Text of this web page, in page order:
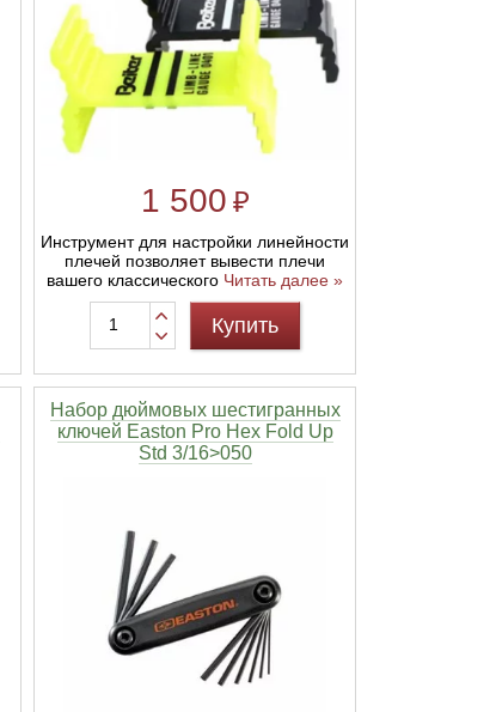
1 500 ₽
Инструмент для настройки линейности
плечей позволяет вывести плечи
вашего классического Читать далее »
Купить
Набор дюймовых шестигранных
ключей Easton Pro Hex Fold Up
Std 3/16>050